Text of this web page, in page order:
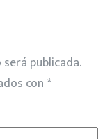
publicada.
con *